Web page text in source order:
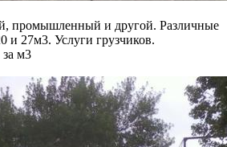
промышленный и другой. Различные
и 27м3. Услуги грузчиков.
м3